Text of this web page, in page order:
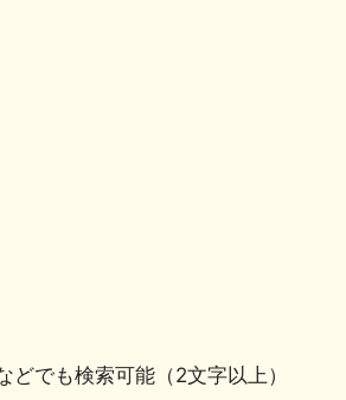
どでも検索可能（2文字以上）